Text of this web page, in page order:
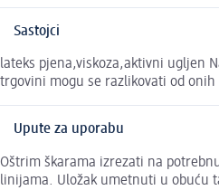
Sastojci
lateks pjena,viskoza,aktivni ugljen
trgovini mogu se razlikovati od
Upute za uporabu
Oštrim škarama izrezati na
linijama. Uložak umetnuti u obuću